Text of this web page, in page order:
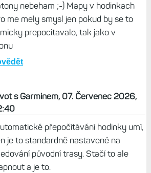
nebeham ;-) Mapy v hodinkach
me mely smysl jen pokud by se to
prepocitavalo, tak jako v
s Garminem, 07. Červenec 2026,
přepočítávání hodinky umí,
je to standardně nastavené na
původní trasy. Stačí to ale
a je to.